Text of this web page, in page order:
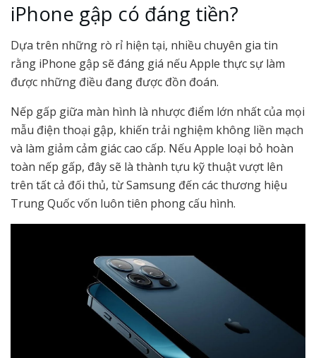
iPhone gập có đáng tiền?
Dựa trên những rò rỉ hiện tại, nhiều chuyên gia tin
rằng iPhone gập sẽ đáng giá nếu Apple thực sự làm
được những điều đang được đồn đoán.
Nếp gấp giữa màn hình là nhược điểm lớn nhất của mọi
mẫu điện thoại gập, khiến trải nghiệm không liền mạch
và làm giảm cảm giác cao cấp. Nếu Apple loại bỏ hoàn
toàn nếp gấp, đây sẽ là thành tựu kỹ thuật vượt lên
trên tất cả đối thủ, từ Samsung đến các thương hiệu
Trung Quốc vốn luôn tiên phong cấu hình.